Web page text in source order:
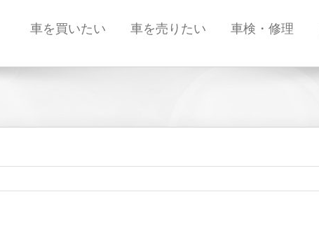
車を買いたい 車を売りたい 車検・修理